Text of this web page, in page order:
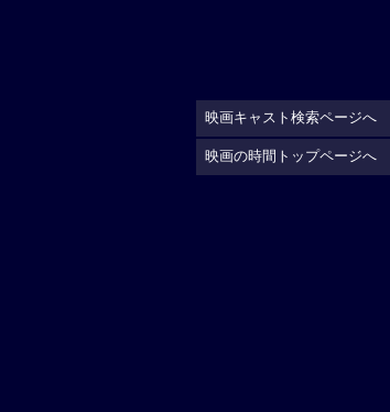
映画キャスト検索ページへ
映画の時間トップページへ